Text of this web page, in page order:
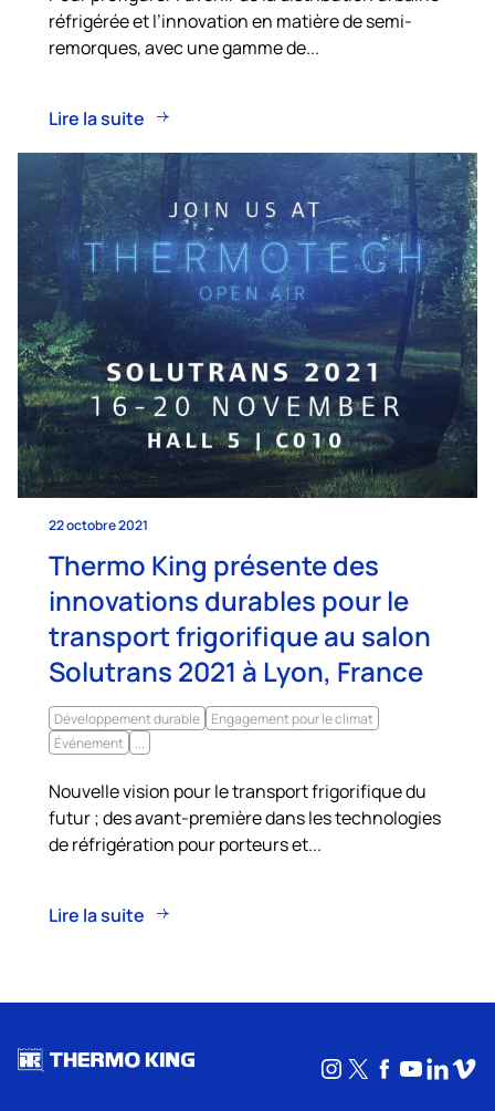
réfrigérée et l’innovation en matière de semi-
remorques, avec une gamme de...
Lire la suite
22 octobre 2021
Thermo King présente des
innovations durables pour le
transport frigorifique au salon
Solutrans 2021 à Lyon, France
Développement durable
Engagement pour le climat
Événement
Nouvelle vision pour le transport frigorifique du
futur ; des avant-première dans les technologies
de réfrigération pour porteurs et...
Lire la suite
Instagram
X Facebook